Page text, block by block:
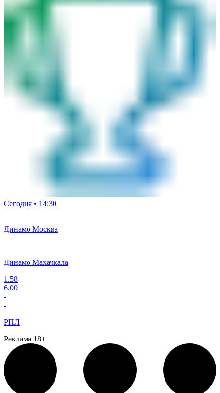
Сегодня • 14:30
Динамо Москва
Динамо Махачкала
1.58
6.00
-
-
РПЛ
Реклама 18+